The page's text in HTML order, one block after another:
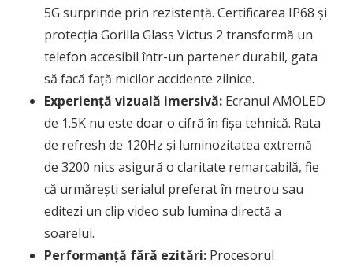
5G surprinde prin rezistență. Certificarea IP68 și
protecția Gorilla Glass Victus 2 transformă un
telefon accesibil într-un partener durabil, gata
să facă față micilor accidente zilnice.
Experiență vizuală imersivă: Ecranul AMOLED
de 1.5K nu este doar o cifră în fișa tehnică. Rata
de refresh de 120Hz și luminozitatea extremă
de 3200 nits asigură o claritate remarcabilă, fie
că urmărești serialul preferat în metrou sau
editezi un clip video sub lumina directă a
soarelui.
Performanță fără ezitări: Procesorul